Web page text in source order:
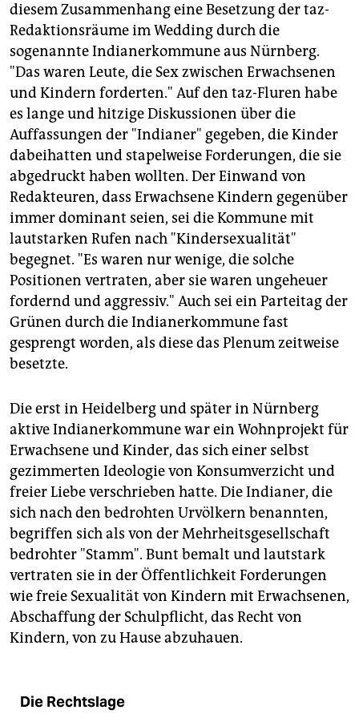
diesem Zusammenhang eine Besetzung der taz-
Redaktionsräume im Wedding durch die
sogenannte Indianerkommune aus Nürnberg.
"Das waren Leute, die Sex zwischen Erwachsenen
und Kindern forderten." Auf den taz-Fluren habe
es lange und hitzige Diskussionen über die
Auffassungen der "Indianer" gegeben, die Kinder
dabeihatten und stapelweise Forderungen, die sie
abgedruckt haben wollten. Der Einwand von
Redakteuren, dass Erwachsene Kindern gegenüber
immer dominant seien, sei die Kommune mit
lautstarken Rufen nach "Kindersexualität"
begegnet. "Es waren nur wenige, die solche
Positionen vertraten, aber sie waren ungeheuer
fordernd und aggressiv." Auch sei ein Parteitag der
Grünen durch die Indianerkommune fast
gesprengt worden, als diese das Plenum zeitweise
besetzte.
Die erst in Heidelberg und später in Nürnberg
aktive Indianerkommune war ein Wohnprojekt für
Erwachsene und Kinder, das sich einer selbst
gezimmerten Ideologie von Konsumverzicht und
freier Liebe verschrieben hatte. Die Indianer, die
sich nach den bedrohten Urvölkern benannten,
begriffen sich als von der Mehrheitsgesellschaft
bedrohter "Stamm". Bunt bemalt und lautstark
vertraten sie in der Öffentlichkeit Forderungen
wie freie Sexualität von Kindern mit Erwachsenen,
Abschaffung der Schulpflicht, das Recht von
Kindern, von zu Hause abzuhauen.
Die Rechtslage